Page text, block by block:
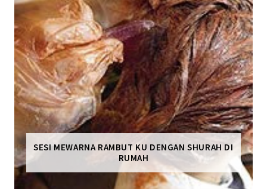
SESI MEWARNA RAMBUT KU DENGAN SHURAH DI
RUMAH